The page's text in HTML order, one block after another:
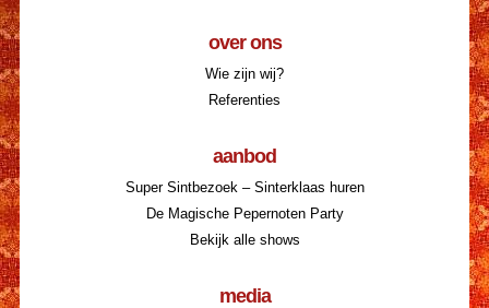
over ons
Wie zijn wij?
Referenties
aanbod
Super Sintbezoek – Sinterklaas huren
De Magische Pepernoten Party
Bekijk alle shows
media